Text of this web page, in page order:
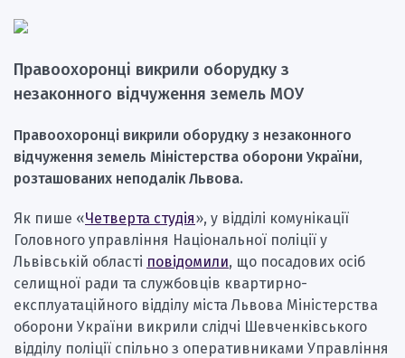
Правоохоронці викрили оборудку з
незаконного відчуження земель МОУ
Правоохоронці викрили оборудку з незаконного
відчуження земель Міністерства оборони України,
розташованих неподалік Львова.
Як пише «Четверта студія», у відділі комунікації
Головного управління Національної поліції у
Львівській області повідомили, що посадових осіб
селищної ради та службовців квартирно-
експлуатаційного відділу міста Львова Міністерства
оборони України викрили слідчі Шевченківського
відділу поліції спільно з оперативниками Управління